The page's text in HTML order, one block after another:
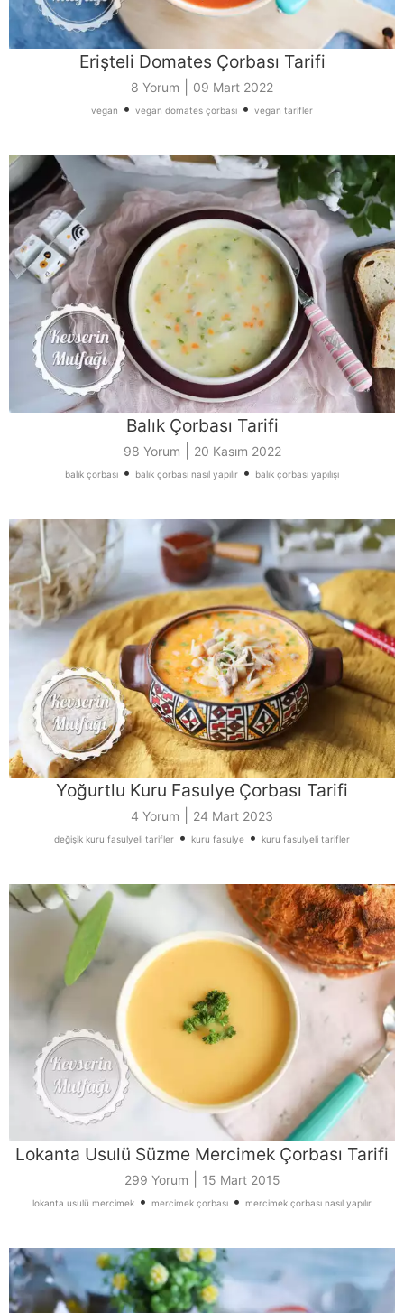
Erişteli Domates Çorbası Tarifi
8 Yorum 09 Mart 2022
vegan • vegan domates çorbası • vegan tarifler
Balık Çorbası Tarifi
98 Yorum 20 Kasım 2022
balık çorbası • balık çorbası nasıl yapılır • balık çorbası yapılışı
Yoğurtlu Kuru Fasulye Çorbası Tarifi
4 Yorum 24 Mart 2023
değişik kuru fasulyeli tarifler • kuru fasulye • kuru fasulyeli tarifler
Lokanta Usulü Süzme Mercimek Çorbası Tarifi
299 Yorum 15 Mart 2015
lokanta usulü mercimek • mercimek çorbası • mercimek çorbası nasıl yapılır